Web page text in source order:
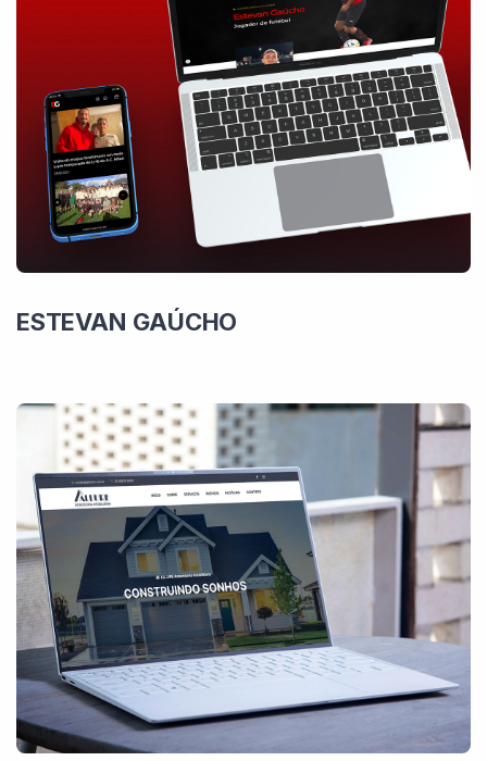
ESTEVAN GAÚCHO